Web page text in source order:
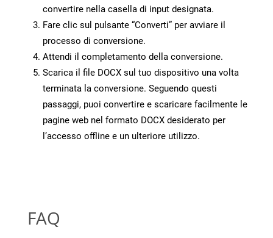
convertire nella casella di input designata.
Fare clic sul pulsante “Converti” per avviare il
processo di conversione.
Attendi il completamento della conversione.
Scarica il file DOCX sul tuo dispositivo una volta
terminata la conversione. Seguendo questi
passaggi, puoi convertire e scaricare facilmente le
pagine web nel formato DOCX desiderato per
l’accesso offline e un ulteriore utilizzo.
FAQ